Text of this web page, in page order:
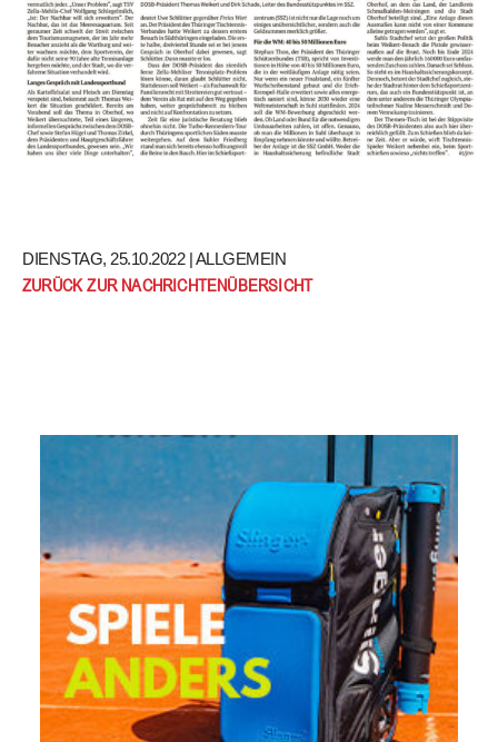
DIENSTAG, 25.10.2022 |ALLGEMEIN
ZURÜCK ZUR NACHRICHTENÜBERSICHT